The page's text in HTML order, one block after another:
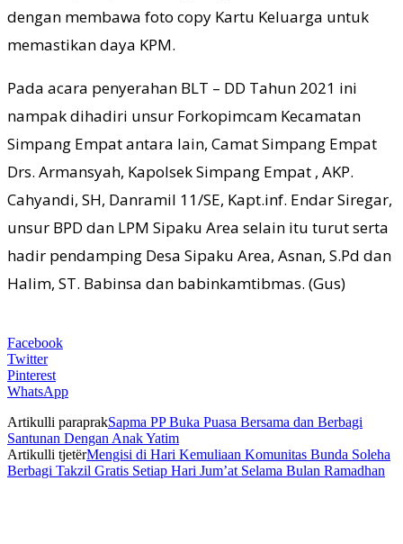
dengan membawa foto copy Kartu Keluarga untuk
memastikan daya KPM.
Pada acara penyerahan BLT – DD Tahun 2021 ini
nampak dihadiri unsur Forkopimcam Kecamatan
Simpang Empat antara lain, Camat Simpang Empat
Drs. Armansyah, Kapolsek Simpang Empat , AKP.
Cahyandi, SH, Danramil 11/SE, Kapt.inf. Endar Siregar,
unsur BPD dan LPM Sipaku Area selain itu turut serta
hadir pendamping Desa Sipaku Area, Asnan, S.Pd dan
Halim, ST. Babinsa dan babinkamtibmas. (Gus)
Facebook
Twitter
Pinterest
WhatsApp
Artikulli paraprakSapma PP Buka Puasa Bersama dan Berbagi
Santunan Dengan Anak Yatim
Artikulli tjetërMengisi di Hari Kemuliaan Komunitas Bunda Soleha
Berbagi Takzil Gratis Setiap Hari Jum’at Selama Bulan Ramadhan